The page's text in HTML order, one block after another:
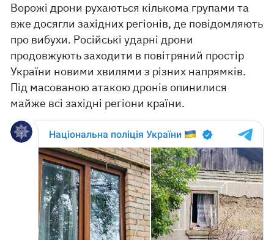
Ворожі дрони рухаються кількома групами та
вже досягли західних регіонів, де повідомляють
про вибухи. Російські ударні дрони
продовжують заходити в повітряний простір
України новими хвилями з різних напрямків.
Під масованою атакою дронів опинилися
майже всі західні регіони країни.